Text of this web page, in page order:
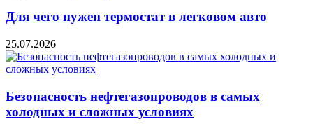
Для чего нужен термостат в легковом авто
25.07.2026
Безопасность нефтегазопроводов в самых
холодных и сложных условиях